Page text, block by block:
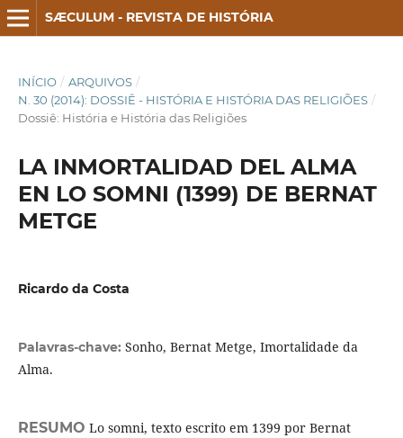
SÆCULUM - REVISTA DE HISTÓRIA
INÍCIO / ARQUIVOS /
N. 30 (2014): DOSSIÊ - HISTÓRIA E HISTÓRIA DAS RELIGIÕES /
Dossiê: História e História das Religiões
LA INMORTALIDAD DEL ALMA
EN LO SOMNI (1399) DE BERNAT
METGE
Ricardo da Costa
Palavras-chave: Sonho, Bernat Metge, Imortalidade da
Alma.
RESUMO Lo somni, texto escrito em 1399 por Bernat